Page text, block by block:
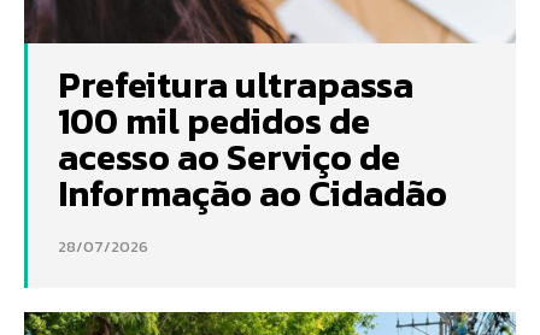
Prefeitura ultrapassa
100 mil pedidos de
acesso ao Serviço de
Informação ao Cidadão
28/07/2026